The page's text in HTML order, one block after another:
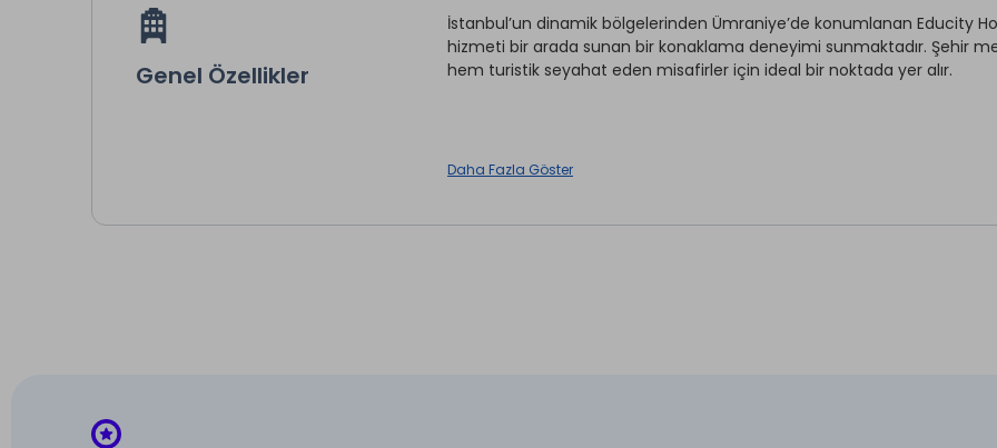
Genel Özellikler
İstanbul’un dinamik bölgelerinden Ümraniye’de konumlanan Educity
hizmeti bir arada sunan bir konaklama deneyimi sunmaktadır. Şehir
hem turistik seyahat eden misafirler için ideal bir noktada yer alır.
Mini Bar *
Wi-fi
Daha Fazla Göster